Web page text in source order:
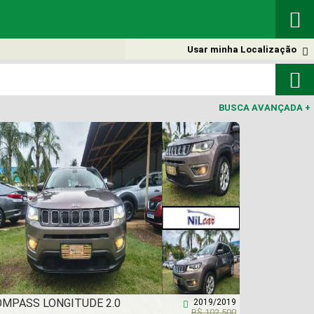


Usar minha Localização

BUSCA AVANÇADA +
LONGITUDE 2.0 2019/2019
